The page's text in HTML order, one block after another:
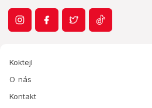
Koktejl
O nás
Kontakt